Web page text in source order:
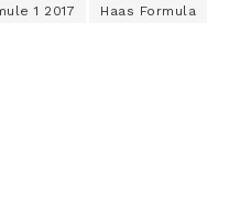
1 2017 Haas Formula